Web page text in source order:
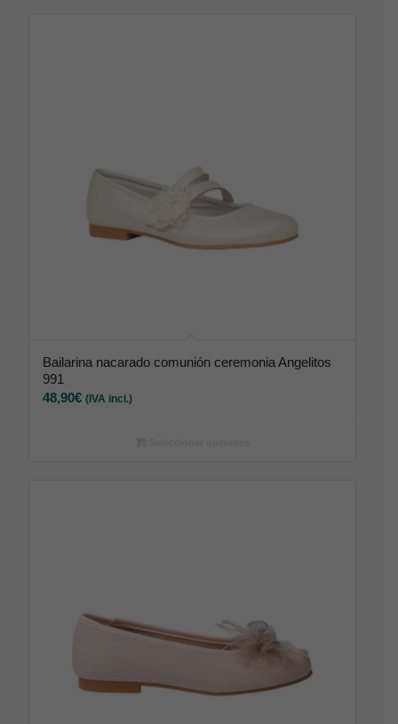
Bailarina nacarado comunión ceremonia Angelitos
991
48,90€ (IVA incl.)